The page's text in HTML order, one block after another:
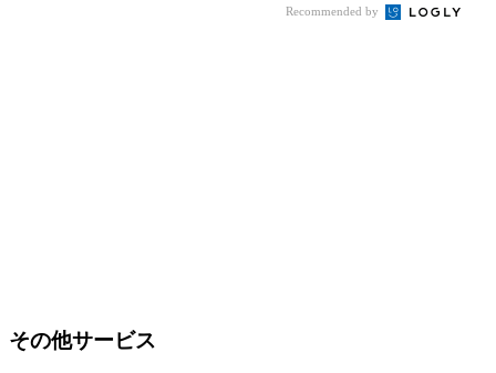
Recommended by
その他サービス